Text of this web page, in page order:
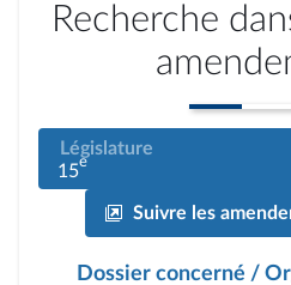
Recherche
Législature
15e
Suivre les
Dossier concerné /